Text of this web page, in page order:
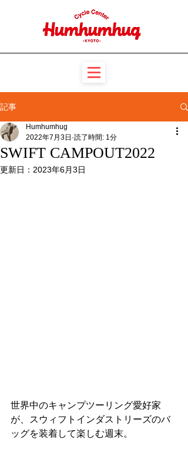
記事
SWIFT CAMPOUT2022
Humhumhug
2022年7月3日 読了時間: 1分
更新日： 2023年6月3日
世界中のキャンプツーリング愛好家
が、スウィフトインダストリーズのバ
ッグを装着して楽しむ週末。